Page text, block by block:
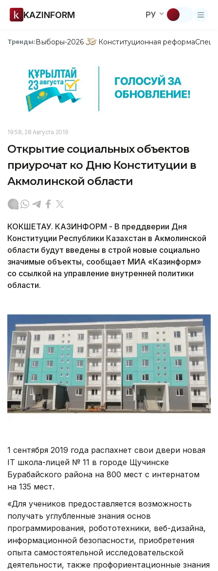
KAZINFORM РУ
Тренды:Выборы-2026 Конституционная реформа
19:58, 28 Августа 2019
Открытие социальных объектов
приурочат ко Дню Конституции в
Акмолинской области
КОКШЕТАУ. КАЗИНФОРМ - В преддверии Дня
Конституции Республики Казахстан в Акмолинской
области будут введены в строй новые социально
значимые объекты, сообщает МИА «Казинформ»
со ссылкой на управление внутренней политики
области.
1 сентября 2019 года распахнет свои двери новая
IT школа-лицей № 11 в городе Щучинске
Бурабайского района на 800 мест с интернатом
на 135 мест.
«Для учеников предоставляется возможность
получать углубленные знания основ
программирования, робототехники, веб-дизайна,
информационной безопасности, приобретения
опыта самостоятельной исследовательской
деятельности, также профориентационные знания